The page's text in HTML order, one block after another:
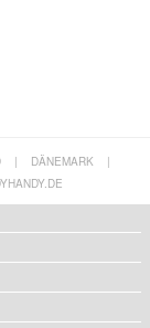
| DÄNEMARK
|